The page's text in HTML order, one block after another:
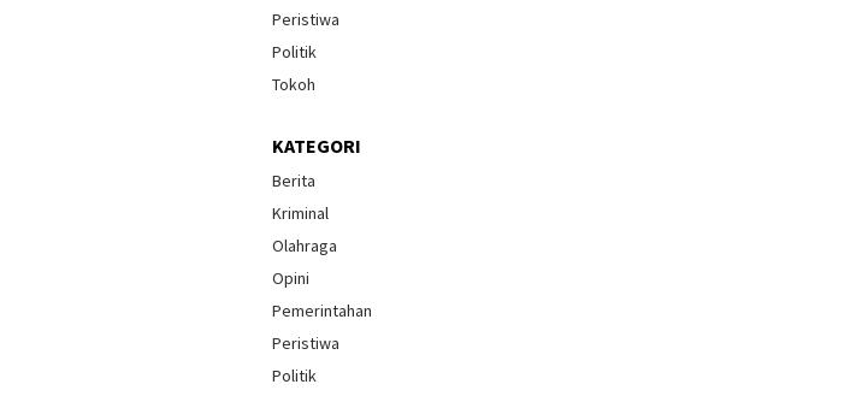
Peristiwa
Politik
Tokoh
KATEGORI
Berita
Kriminal
Olahraga
Opini
Pemerintahan
Peristiwa
Politik